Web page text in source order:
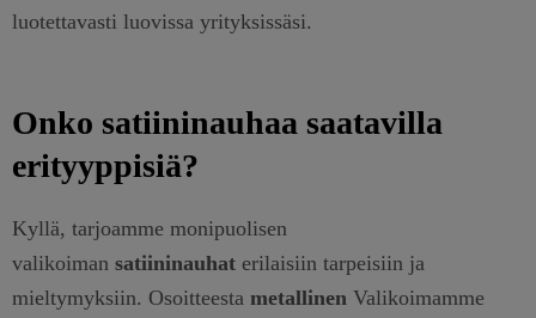
luotettavasti luovissa yrityksissäsi.
Onko satiininauhaa saatavilla
erityyppisiä?
Kyllä, tarjoamme monipuolisen
valikoiman satiininauhat erilaisiin tarpeisiin ja
mieltymyksiin. Osoitteesta metallinen Valikoimamme